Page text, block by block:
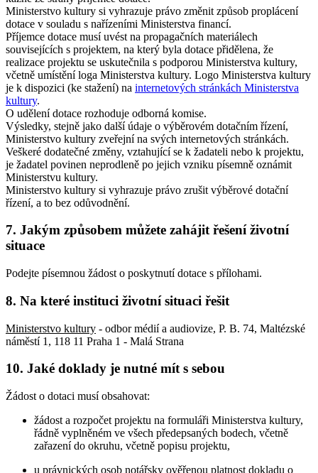
Ministerstvo kultury si vyhrazuje právo změnit způsob proplácení
dotace v souladu s nařízeními Ministerstva financí.
Příjemce dotace musí uvést na propagačních materiálech
souvisejících s projektem, na který byla dotace přidělena, že
realizace projektu se uskutečnila s podporou Ministerstva kultury,
včetně umístění loga Ministerstva kultury. Logo Ministerstva kultury
je k dispozici (ke stažení) na internetových stránkách Ministerstva
kultury.
O udělení dotace rozhoduje odborná komise.
Výsledky, stejně jako další údaje o výběrovém dotačním řízení,
Ministerstvo kultury zveřejní na svých internetových stránkách.
Veškeré dodatečné změny, vztahující se k žadateli nebo k projektu,
je žadatel povinen neprodleně po jejich vzniku písemně oznámit
Ministerstvu kultury.
Ministerstvo kultury si vyhrazuje právo zrušit výběrové dotační
řízení, a to bez odůvodnění.
7. Jakým způsobem můžete zahájit řešení životní
situace
Podejte písemnou žádost o poskytnutí dotace s přílohami.
8. Na které instituci životní situaci řešit
Ministerstvo kultury - odbor médií a audiovize, P. B. 74, Maltézské
náměstí 1, 118 11 Praha 1 - Malá Strana
10. Jaké doklady je nutné mít s sebou
Žádost o dotaci musí obsahovat:
žádost a rozpočet projektu na formuláři Ministerstva kultury,
řádně vyplněném ve všech předepsaných bodech, včetně
zařazení do okruhu, včetně popisu projektu,
u právnických osob notářsky ověřenou platnost dokladu o